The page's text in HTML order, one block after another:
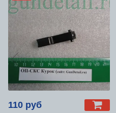
110 руб